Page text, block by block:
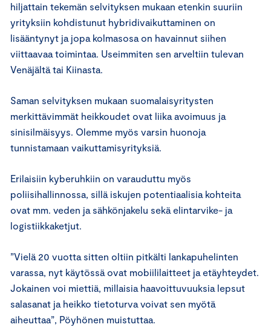
hiljattain tekemän selvityksen mukaan etenkin suuriin
yrityksiin kohdistunut hybridivaikuttaminen on
lisääntynyt ja jopa kolmasosa on havainnut siihen
viittaavaa toimintaa. Useimmiten sen arveltiin tulevan
Venäjältä tai Kiinasta.
Saman selvityksen mukaan suomalaisyritysten
merkittävimmät heikkoudet ovat liika avoimuus ja
sinisilmäisyys. Olemme myös varsin huonoja
tunnistamaan vaikuttamisyrityksiä.
Erilaisiin kyberuhkiin on varauduttu myös
poliisihallinnossa, sillä iskujen potentiaalisia kohteita
ovat mm. veden ja sähkönjakelu sekä elintarvike- ja
logistiikkaketjut.
”Vielä 20 vuotta sitten oltiin pitkälti lankapuhelinten
varassa, nyt käytössä ovat mobiililaitteet ja etäyhteydet.
Jokainen voi miettiä, millaisia haavoittuvuuksia lepsut
salasanat ja heikko tietoturva voivat sen myötä
aiheuttaa”, Pöyhönen muistuttaa.